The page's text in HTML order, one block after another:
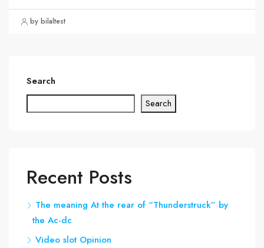
by bilaltest
Search
Search
Recent Posts
The meaning At the rear of “Thunderstruck” by
the Ac-dc
Video slot Opinion